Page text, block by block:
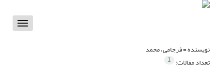
Toggle
نویسنده =فرجامی، محمد
تعداد مقالات: 1